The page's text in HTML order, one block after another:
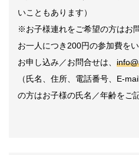
いこともあります）
※お子様連れをご希望の方はお
お一人につき200円の参加費をい
お申し込み／お問合せは、
（氏名、住所、電話番号、E-
の方はお子様の氏名／年齢をご